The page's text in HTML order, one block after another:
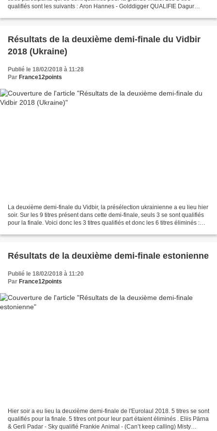
qualifiés sont les suivants : Aron Hannes - Golddigger QUALIFIE Dagur
Résultats de la deuxième demi-finale du Vidbir
2018 (Ukraine)
Publié le 18/02/2018 à 11:28
Par France12points
La deuxième demi-finale du Vidbir, la présélection ukrainienne a eu lieu hier
soir. Sur les 9 titres présent dans cette demi-finale, seuls 3 se sont qualifiés
pour la finale. Voici donc les 3 titres qualifiés et donc les 6 titres éliminés :
Résultats de la deuxième demi-finale estonienne
Publié le 18/02/2018 à 11:20
Par France12points
Hier soir a eu lieu la deuxième demi-finale de l'Eurolaul 2018. 5 titres se sont
qualifiés pour la finale. 5 titres ont pour leur part étaient éliminés . Eliis Pärna
& Gerli Padar - Sky qualifié Frankie Animal - (Can’t keep calling) Misty